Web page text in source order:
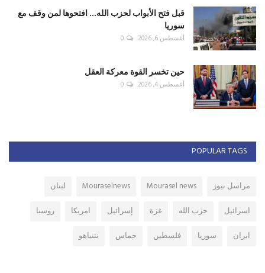
قبل فتح الأبواب لحزب الله... افتحوها لمن وقف مع
سوريا
أغسطس 6, 2026 0
حين تخسر القوة معركة العقل
أغسطس 4, 2026 0
POPULAR TAGS
مراسل نيوز Mourasel news
Mouraselnews
لبنان
اسرائيل
حزب الله غزة إسرائيل امريكا
روسيا
ايران
سوريا فلسطين حماس نتنياهو